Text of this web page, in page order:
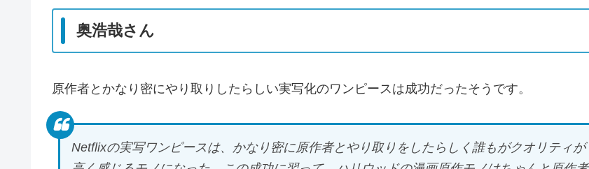
奥浩哉さん
原作者とかなり密にやり取りしたらしい実写化のワンピースは成功だったそうです。
Netflixの実写ワンピースは、かなり密に原作者とやり取りをしたらしく誰もがクオリティが